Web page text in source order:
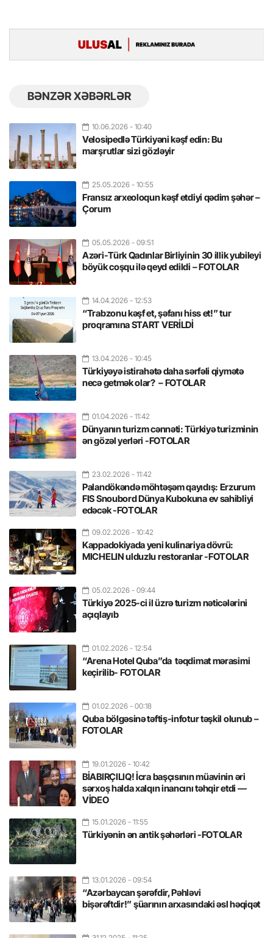
BƏNZƏR XƏBƏRLƏR
10.06.2026 - 10:40
Velosipedlə Türkiyəni kəşf edin: Bu
marşrutlar sizi gözləyir
25.05.2026 - 10:55
Fransız arxeoloqun kəşf etdiyi qədim şəhər –
Çorum
05.05.2026 - 09:51
Azəri-Türk Qadınlar Birliyinin 30 illik yubileyi
böyük coşqu ilə qeyd edildi – FOTOLAR
14.04.2026 - 12:53
“Trabzonu kəşf et, şəfanı hiss et!” tur
proqramına START VERİLDİ
13.04.2026 - 10:45
Türkiyəyə istirahətə daha sərfəli qiymətə
necə getmək olar? – FOTOLAR
01.04.2026 - 11:42
Dünyanın turizm cənnəti: Türkiyə turizminin
ən gözəl yerləri -FOTOLAR
23.02.2026 - 11:42
Palandökəndə möhtəşəm qayıdış: Erzurum
FIS Snoubord Dünya Kubokuna ev sahibliyi
edəcək -FOTOLAR
09.02.2026 - 10:42
Kappadokiyada yeni kulinariya dövrü:
MICHELIN ulduzlu restoranlar -FOTOLAR
05.02.2026 - 09:44
Türkiyə 2025-ci il üzrə turizm nəticələrini
açıqlayıb
01.02.2026 - 12:54
“Arena Hotel Quba”da təqdimat mərasimi
keçirilib- FOTOLAR
01.02.2026 - 00:18
Quba bölgəsinə təftiş-infotur təşkil olunub –
FOTOLAR
19.01.2026 - 10:42
BİABIRÇILIQ! İcra başçısının müavinin əri
sərxoş halda xalqın inancını təhqir etdi —
VİDEO
15.01.2026 - 11:55
Türkiyənin ən antik şəhərləri -FOTOLAR
13.01.2026 - 09:54
“Azərbaycan şərəfdir, Pəhləvi
bişərəftdir!” şüarının arxasındaki əsl həqiqət